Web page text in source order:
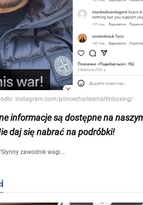
informacje są dostępne na
daj się nabrać na podróbki!
Słynny zawodnik wagi...